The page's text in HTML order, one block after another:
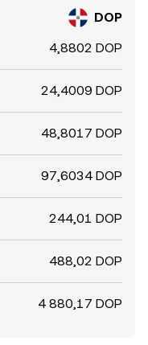
DOP
4,8802 DOP
24,4009 DOP
48,8017 DOP
97,6034 DOP
244,01 DOP
488,02 DOP
4 880,17 DOP